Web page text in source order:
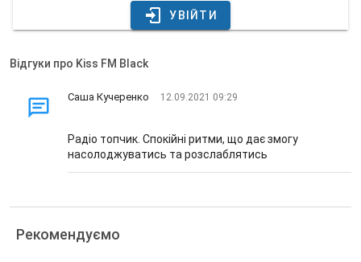
УВІЙТИ
Відгуки про Kiss FM Black
Саша Кучеренко 12.09.2021 09:29
Радіо топчик. Спокійні ритми, що дає змогу
насолоджуватись та розслаблятись
Рекомендуємо